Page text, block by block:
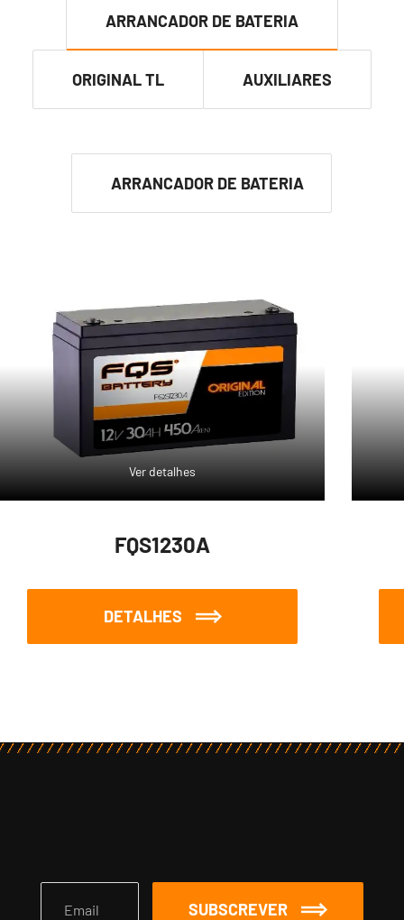
ARRANCADOR DE BATERIA
ORIGINAL TL AUXILIARES
Ver detalhes
FQS1230A
DETALHES
SUBSCREVER